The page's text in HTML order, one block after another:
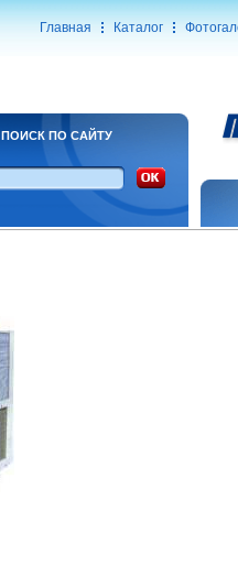
Главная Каталог
ПОИСК ПО САЙТУ